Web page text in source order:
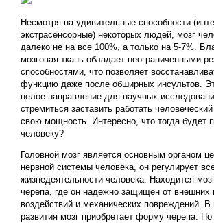
Несмотря на удивительные способности
экстрасенсорные) некоторых людей, мозг
далеко не на все 100%, а только на 5-7%.
мозговая ткань обладает неограниченными
способностями, что позволяет
функцию даже после обширных инсультов.
целое направление для научных
стремиться заставить работать
свою мощность. Интересно, что тогда будет
человеку?
Головной мозг является основным органом
нервной системы человека, он регулирует
жизнедеятельности человека. Находится
черепа, где он надежно защищен от внешних
воздействий и механических повреждений. В
развития мозг приобретает форму черепа.